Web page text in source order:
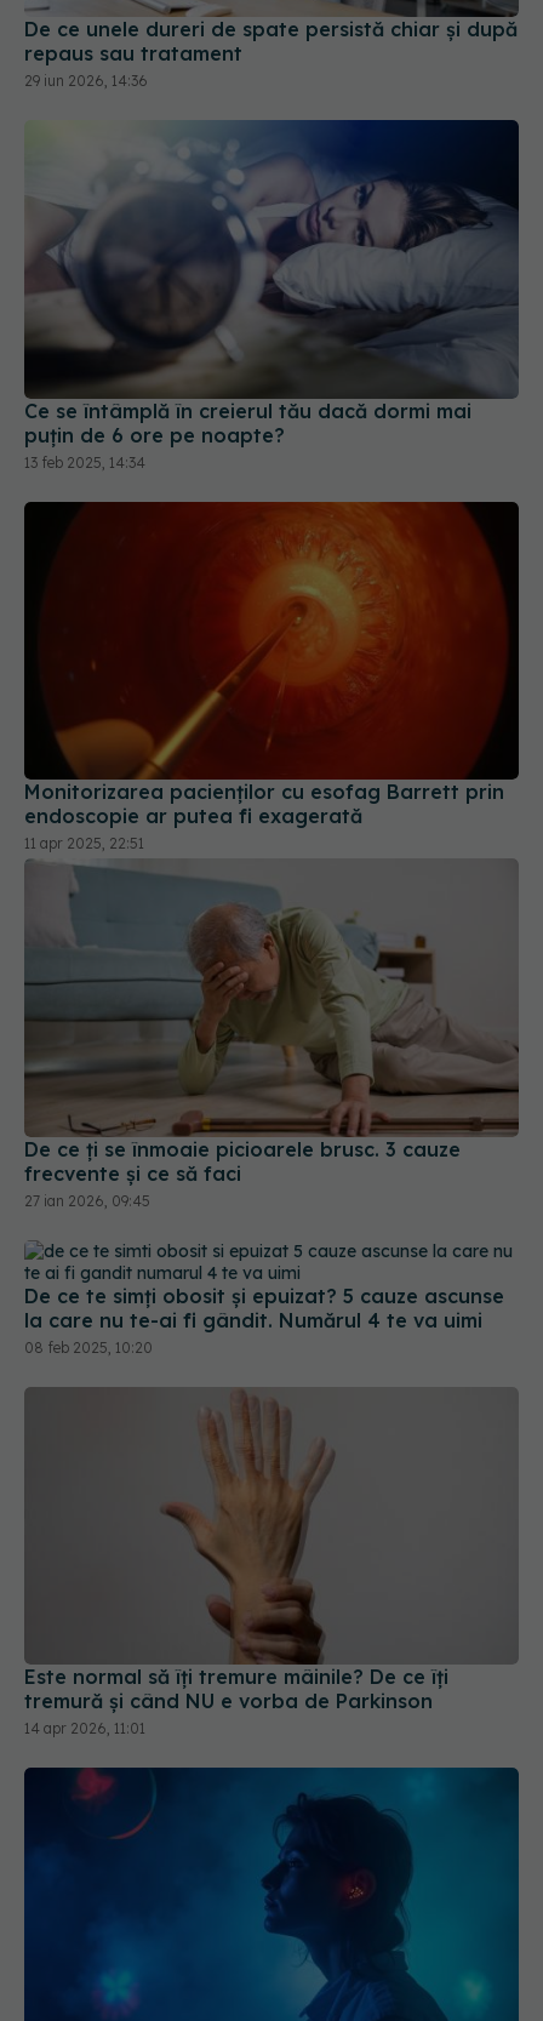
Ce se întâmplă în creierul tău dacă dormi mai
puțin de 6 ore pe noapte?
13 feb 2025, 14:34
Monitorizarea pacienților cu esofag Barrett prin
endoscopie ar putea fi exagerată
11 apr 2025, 22:51
De ce ți se înmoaie picioarele brusc. 3 cauze
frecvente și ce să faci
27 ian 2026, 09:45
De ce te simți obosit și epuizat? 5 cauze ascunse
la care nu te-ai fi gândit. Numărul 4 te va uimi
08 feb 2025, 10:20
Este normal să îți tremure mâinile? De ce îți
tremură și când NU e vorba de Parkinson
Auzul slab poate să "crească riscul de insuficienţă
cardiacă"